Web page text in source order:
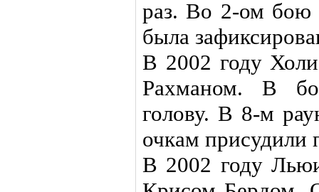
раз. Во 2-ом
была
В 2002 году
Рахманом. В
голову. В 8-м
очкам присудили
В 2002 году